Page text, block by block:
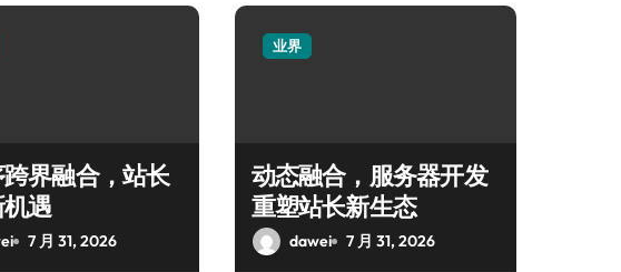
界融合，站长
遇
7 月 31, 2026
业界
动态融合，服务器开发
重塑站长新生态
dawei 7 月 31, 2026